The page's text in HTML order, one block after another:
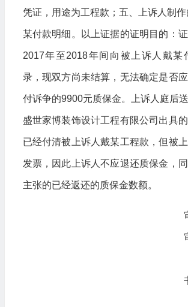
凭证，用途为工程款；五、上诉人制
某付款明细。以上证据的证明目的：
2017年至2018年间向被上诉人戴某
录，现双方尚未结算，无法确定是否
付诉争的9900元质保金。上诉人庭后
盛世家博装饰设计工程有限公司出具
已经付清被上诉人戴某工程款，但被
发票，因此上诉人不应退还质保金，
主张的已经返还的质保金数额。